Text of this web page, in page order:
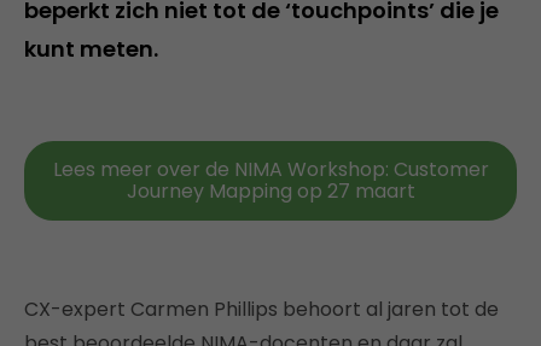
beperkt zich niet tot de ‘touchpoints’ die je
kunt meten.
Lees meer over de NIMA Workshop: Customer
Journey Mapping op 27 maart
CX-expert Carmen Phillips behoort al jaren tot de